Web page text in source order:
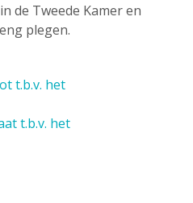
de Tweede Kamer en
plegen.
t.b.v. het
t.b.v. het